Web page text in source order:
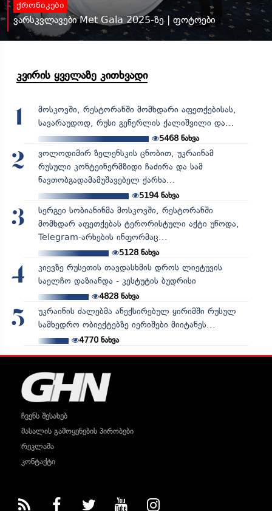
ქრონიკები
ვარსკვლავები Met Gala 2025-ზე | ფოტოები
კვირის ყველაზე კითხვადი
1
მოსკოვში, რესტორანში მომხდარი აფეთქებისას,
სავარაუდოდ, რუსი გენერლის ქალიშვილი და...
5468 ნახვა
2
ვოლოდიმირ ზელენსკის ცნობით, უკრაინამ
რუსული კონტეინერმზიდი ჩაძირა და სამ
ნავთობგადამამუშავებელ ქარხა...
5194ნახვა
3
სერგეი სობიანინმა მოსკოვში, რესტორანში
მომხდარ აფეთქებას ტერორისტული აქტი უწოდა,
Telegram-არხების ინფორმაც...
5128ნახვა
4
კიევზე რუსეთის თავდასხმის დროს ლიეტუვის
საელჩო დაზიანდა - კესტუტის ბუდრისი
4828ნახვა
5
უკრაინის ძალებმა ანექსირებულ ყირიმში რუსულ
სამხედრო ობიექტებზე იერიშები მიიტანეს...
4770ნახვა
ჩვენს შესახებ
მასალის გამოყენების პირობები
რეკლამა
კონტაქტი